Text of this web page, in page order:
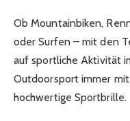
Ob Mountainbiken,
oder Surfen – mit den
auf sportliche Aktivität
Outdoorsport immer
hochwertige Sportbrille.